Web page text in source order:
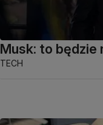
Musk: to będzie
TECH